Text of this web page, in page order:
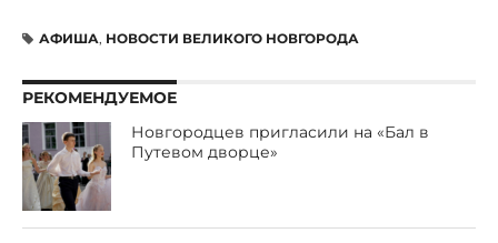
АФИША, НОВОСТИ ВЕЛИКОГО НОВГОРОДА
РЕКОМЕНДУЕМОЕ
Новгородцев пригласили на «Бал в
Путевом дворце»